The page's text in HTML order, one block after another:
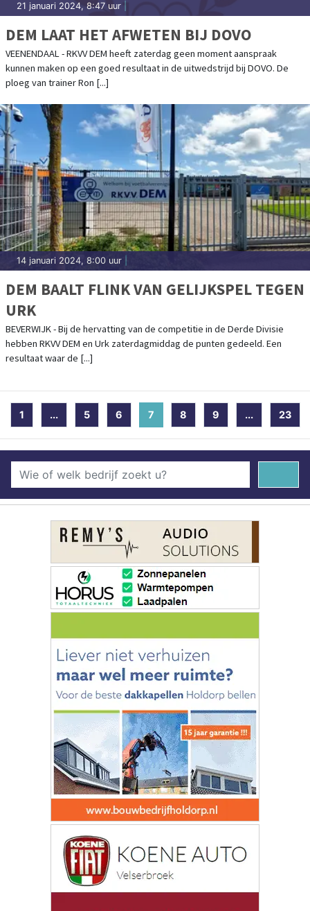
21 januari 2024, 8:47 uur
DEM LAAT HET AFWETEN BIJ DOVO
VEENENDAAL - RKVV DEM heeft zaterdag geen moment aanspraak
kunnen maken op een goed resultaat in de uitwedstrijd bij DOVO. De
ploeg van trainer Ron [...]
14 januari 2024, 8:00 uur
DEM BAALT FLINK VAN GELIJKSPEL TEGEN
URK
BEVERWIJK - Bij de hervatting van de competitie in de Derde Divisie
hebben RKVV DEM en Urk zaterdagmiddag de punten gedeeld. Een
resultaat waar de [...]
1 ... 5 6 7 (current)
8 9 ... 23